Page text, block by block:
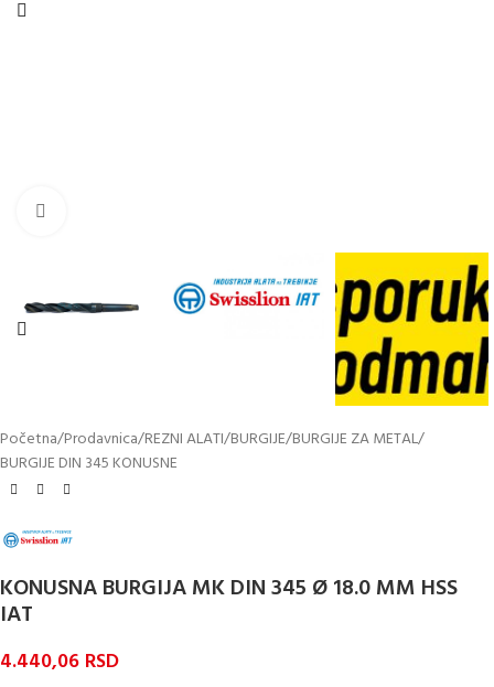
Početna/Prodavnica/REZNI ALATI/BURGIJE/BURGIJE ZA METAL/
BURGIJE DIN 345 KONUSNE
KONUSNA BURGIJA MK DIN 345 Ø 18.0 MM HSS
IAT
4.440,06 RSD